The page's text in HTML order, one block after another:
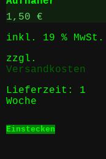
1,50 €
inkl. 19 % MwSt.
zzgl.
Versandkosten
Lieferzeit: 1
Woche
Einstecken